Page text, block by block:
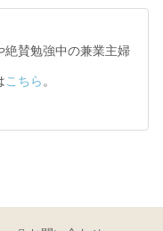
絶賛勉強中の兼業主婦
こちら 。